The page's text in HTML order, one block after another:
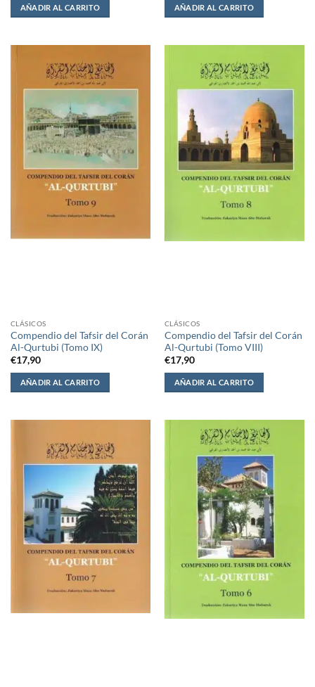
AÑADIR AL CARRITO AÑADIR AL CARRITO
CLÁSICOS
Compendio del Tafsir del Corán
Al-Qurtubi (Tomo IX)
€17,90
AÑADIR AL CARRITO
CLÁSICOS
Compendio del Tafsir del Corán
Al-Qurtubi (Tomo VIII)
€17,90
AÑADIR AL CARRITO